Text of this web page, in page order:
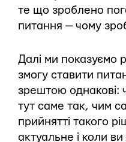
те що зроблено
питання — чому
Далі ми показуємо
змогу ставити
зрештою однакові:
тут саме так, чим
прийнятті такого
актуальне і коли